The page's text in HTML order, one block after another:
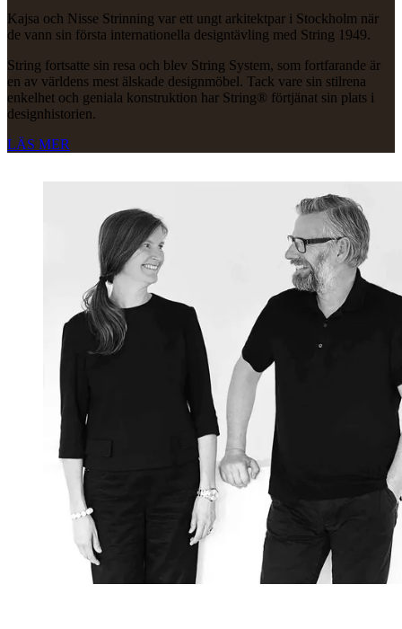
Kajsa och Nisse Strinning var ett ungt arkitektpar i Stockholm när
de vann sin första internationella designtävling med String 1949.
String fortsatte sin resa och blev String System, som fortfarande är
en av världens mest älskade designmöbel. Tack vare sin stilrena
enkelhet och geniala konstruktion har String® förtjänat sin plats i
designhistorien.
LÄS MER